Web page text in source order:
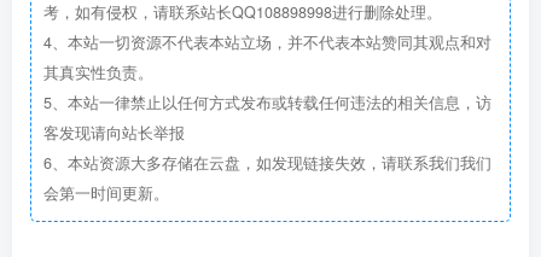
考，如有侵权，请联系站长QQ108898998进行删除处理。
4、本站一切资源不代表本站立场，并不代表本站赞同其观点和对
其真实性负责。
5、本站一律禁止以任何方式发布或转载任何违法的相关信息，访
客发现请向站长举报
6、本站资源大多存储在云盘，如发现链接失效，请联系我们我们
会第一时间更新。